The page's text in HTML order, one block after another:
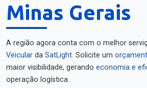
Minas Gerais
A região agora conta com o melhor
Veicular da SatLight. Solicite um
maior visibilidade, gerando economia e
operação logística.